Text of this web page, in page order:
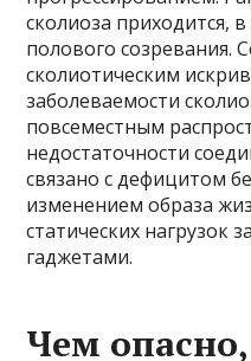
сколиоза приходится,
полового созревания.
сколиотическим
заболеваемости
повсеместным
недостаточности
связано с дефицитом
изменением образа
статических нагрузок
гаджетами.
Чем